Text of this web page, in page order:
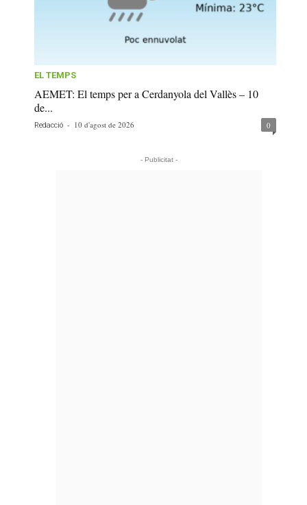
EL TEMPS
AEMET: El temps per a Cerdanyola del Vallès – 10
de...
Redacció - 10 d'agost de 2026 0
- Publicitat -